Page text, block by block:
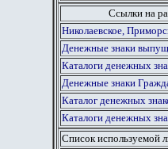
Ссылки на
Николаевское,
Денежные знаки
Каталоги денежных
Денежные знаки
Каталог денежных
Каталоги денежных
Список используемой